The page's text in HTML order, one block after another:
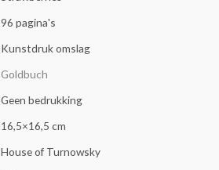
96 pagina's
Kunstdruk omslag
Goldbuch
Geen bedrukking
16,5×16,5 cm
House of Turnowsky